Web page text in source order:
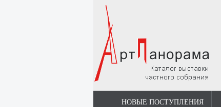
НОВЫЕ ПОСТУПЛЕНИЯ